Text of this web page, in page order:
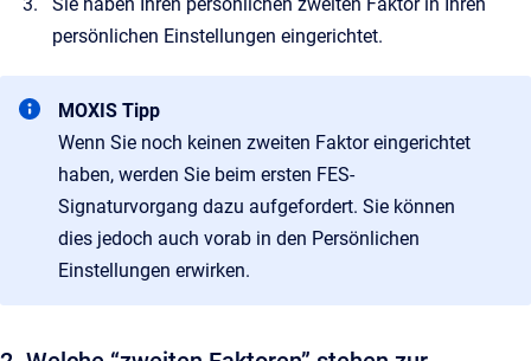
persönlichen Einstellungen eingerichtet.
MOXIS Tipp
Wenn Sie noch keinen zweiten Faktor eingerichtet
haben, werden Sie beim ersten FES-
Signaturvorgang dazu aufgefordert. Sie können
dies jedoch auch vorab in den Persönlichen
Einstellungen erwirken.